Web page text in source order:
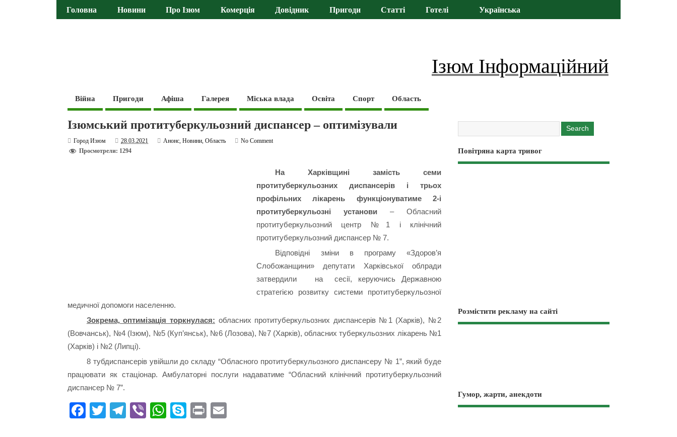
Головна Новини Про Ізюм Комерція Довідник Пригоди Статті Готелі Українська
Ізюм Інформаційний
Війна Пригоди Афіша Галерея Міська влада Освіта Спорт Область
Ізюмський протитуберкульозний диспансер – оптимізували
Город Изюм 28.03.2021 Анонс,Новини,Область
No Comment
Просмотрели: 1294
На Харківщині замість семи
протитуберкульозних диспансерів і трьох
профільних лікарень функціонуватиме 2-і
протитуберкульозні установи– Обласний
протитуберкульозний центр №1 і клінічний
протитуберкульозний диспансер № 7.
Відповідні зміни в програму «Здоров’я
Слобожанщини» депутати Харківської облради
затвердили на сесії, керуючись Державною
стратегією розвитку системи протитуберкульозної
медичної допомоги населенню.
Зокрема, оптимізація торкнулася: обласних протитуберкульозних диспансерів №1 (Харків), №2
(Вовчанськ), №4 (Ізюм), №5 (Куп’янськ), №6 (Лозова), №7 (Харків), обласних туберкульозних лікарень №1
(Харків) і №2 (Липці).
8 тубдиспансерів увійшли до складу “Обласного протитуберкульозного диспансеру № 1”, який буде
працювати як стаціонар. Амбулаторні послуги надаватиме “Обласний клінічний протитуберкульозний
диспансер № 7”.
Fa T
Te Vi
W
S
Pr
Повітряна карта тривог
Розмістити рекламу на сайті
Гумор, жарти, анекдоти